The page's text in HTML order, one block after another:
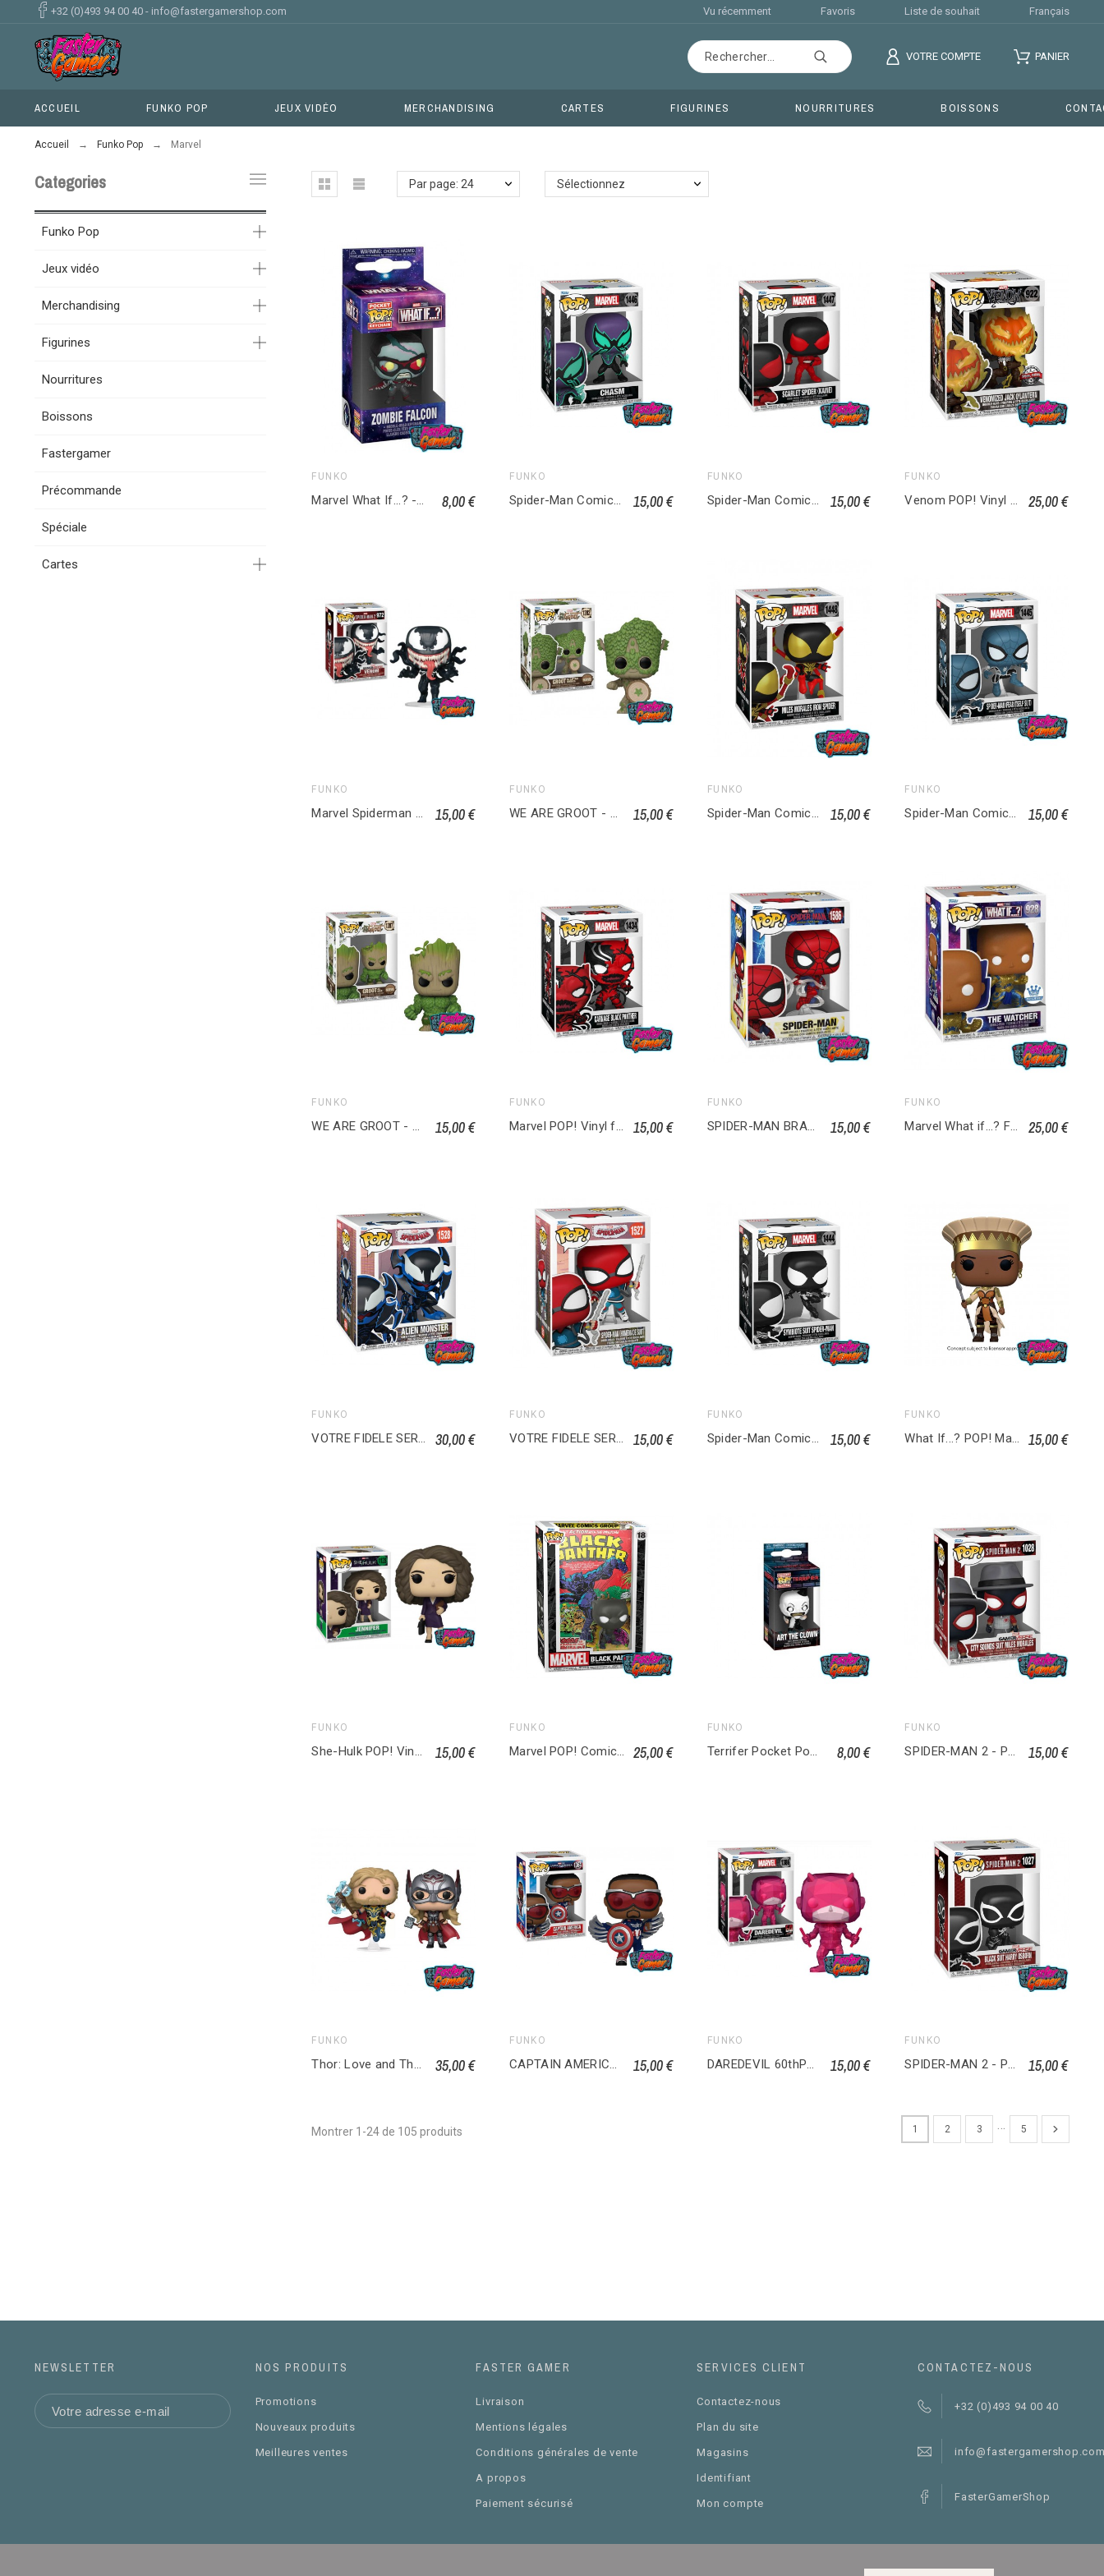
+32 (0)493 94 00 40- info@fastergamershop.com Vu récemment Favoris Liste de souhait Français
VOTRE COMPTE PANIER
ACCUEIL FUNKO POP JEUX VIDÉO MERCHANDISING CARTES FIGURINES NOURRITURES BOISSONS
Accueil Funko Pop Marvel
Categories
Funko Pop
Jeux vidéo
Merchandising
Figurines
Nourritures
Boissons
Fastergamer
Précommande
Spéciale
Cartes
Par page: 24 Sélectionnez
FUNKO
Marvel What If...? - Pocket Pop Keychains - Zombie Falcon 8,00 €
FUNKO
Spider-Man Comics POP! Heroes Vinyl figurine Chasm 1446 15,00 €
FUNKO
Spider-Man Comics POP! Heroes Vinyl figurine Kaine Parker 1447 15,00 €
FUNKO
Venom POP! Vinyl figurine Venomized Jack O Lantern 922 25,00 €
FUNKO
Marvel Spiderman 2 POP! Marvel Vinyl figurine Venom 972 15,00 €
FUNKO
WE ARE GROOT - POP Marvel Captain America 1392 15,00 €
FUNKO
Spider-Man Comics POP! Heroes Vinyl figurine Miles IS 1448 15,00 €
FUNKO
Spider-Man Comics POP! Heroes Vinyl figurine Asgardian Armor GITD 1445 15,00 €
FUNKO
15,00 €
FUNKO
15,00 €
FUNKO
SPIDER-MAN BRAND NEW DAY - POP Marvel Spider-Man 1586 15,00 €
FUNKO
25,00 €
FUNKO
VOTRE FIDELE SERVITEUR SPIDER-MAN POP SUPER Alien Monster 1528 30,00 €
FUNKO
VOTRE FIDELE SERVITEUR SPIDER-MAN POP Spider-Man (H.S) 1527 15,00 €
FUNKO
Spider-Man Comics POP! Heroes Vinyl figurine Symbiote Spider-Man 1444 15,00 €
FUNKO
What If...? POP! Marvel Vinyl Figurine Queen General Ramonda 971 15,00 €
FUNKO
She-Hulk POP! Vinyl figurine Jennifer 1128 15,00 €
FUNKO
Marvel POP! Comic Cover Vinyl Figurine Black Panther 018 25,00 €
FUNKO
Terrifer Pocket Pop Horror Terrifier 8,00 €
FUNKO
SPIDER-MAN 2 - POP Games City Sounds Miles Morales 1028 15,00 €
FUNKO
Thor: Love and Thunder pack 2 POP! Vinyl figurines Thor & Mighty Thor 9 cm 35,00 €
FUNKO
CAPTAIN AMERICA BRAVE NEW WORLD POP Marvel Captain America 1364 15,00 €
FUNKO
DAREDEVIL 60thPOP! Heroes Vinyl figurine Daredevil (Facet) 1386 15,00 €
FUNKO
SPIDER-MAN 2 - POP Games Harry Osborn (Black Suit) 1027 15,00 €
Montrer 1-24 de 105 produits 1 2 3 … 5
NEWSLETTER NOS PRODUITS
Promotions
Nouveaux produits
Meilleures ventes
FASTER GAMER
Livraison
Mentions légales
Conditions générales de vente
A propos
Paiement sécurisé
SERVICES CLIENT
Contactez-nous
Plan du site
Magasins
Identifiant
Mon compte
CONTACTEZ-NOUS
+32 (0)493 94 00 40
FasterGamerShop